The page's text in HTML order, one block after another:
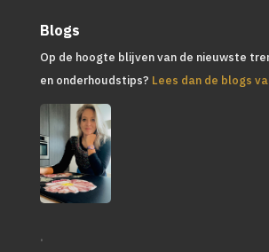
Blogs
Op de hoogte blijven van de nieuwste
en onderhoudstips? Lees dan de blogs
.